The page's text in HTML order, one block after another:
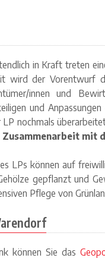
in Kraft treten
wird der Vorentwurf
innen und
und
nochmals
mit
LPs können auf
gepflanzt und
Pflege von
können Sie das